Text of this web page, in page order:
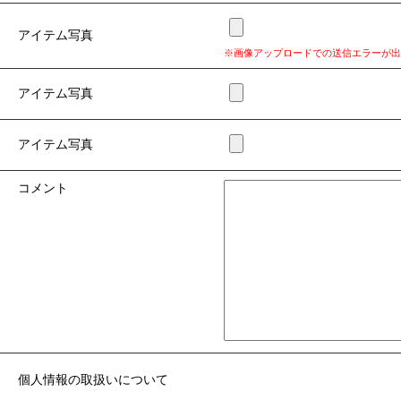
アイテム写真
※画像アップロードでの送信エラーが
アイテム写真
アイテム写真
コメント
個人情報の取扱いについて